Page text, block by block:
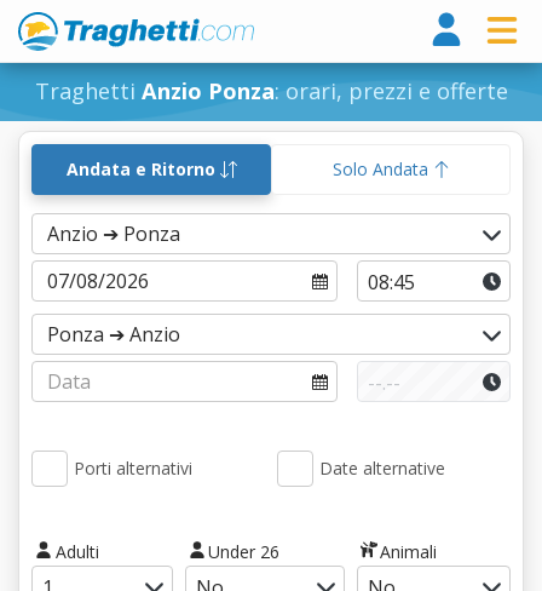
Traghetti Anzio Ponza: orari, prezzi e offerte
Andata e Ritorno Solo Andata
Porti alternativi Date alternative
Adulti Under 26 Animali